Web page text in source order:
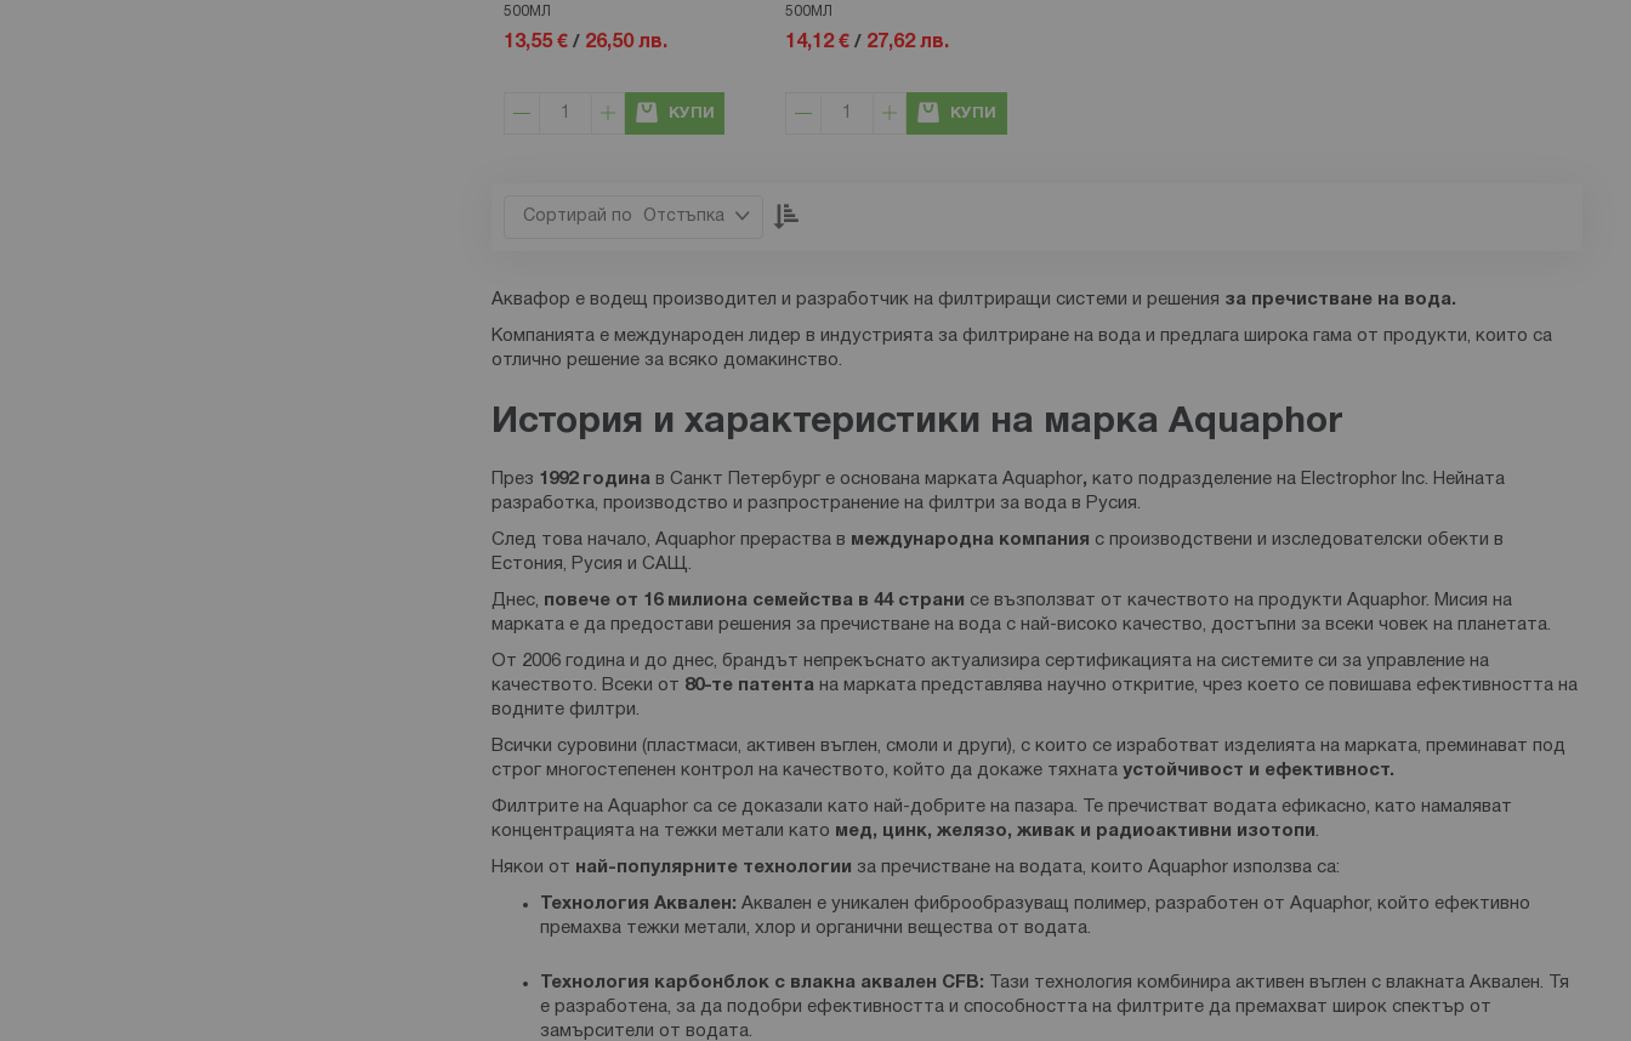
500МЛ
13,55 € / 26,50 лв.
КУПИ
500МЛ
14,12 € / 27,62 лв.
КУПИ
Отстъпка
Настрой
Аквафор е водещ производител и разработчик на филтриращи системи и решения за пречистване на вода.
Компанията е международен лидер в индустрията за филтриране на вода и предлага широка гама от продукти, които са
отлично решение за всяко домакинство.
История и характеристики на марка Aquaphor
През 1992 година в Санкт Петербург е основана марката Aquaphor, като подразделение на Electrophor Inc. Нейната
разработка, производство и разпространение на филтри за вода в Русия.
След това начало, Aquaphor прераства в международна компания с производствени и изследователски обекти в
Естония, Русия и САЩ.
Днес, повече от 16 милиона семейства в 44 страни се възползват от качеството на продукти Aquaphor. Мисия на
марката е да предостави решения за пречистване на вода с най-високо качество, достъпни за всеки човек на планетата.
От 2006 година и до днес, брандът непрекъснато актуализира сертификацията на системите си за управление на
качеството. Всеки от 80-те патента на марката представлява научно откритие, чрез което се повишава ефективността на
водните филтри.
Всички суровини (пластмаси, активен въглен, смоли и други), с които се изработват изделията на марката, преминават под
строг многостепенен контрол на качеството, който да докаже тяхната устойчивост и ефективност.
Филтрите на Aquaphor са се доказали като най-добрите на пазара. Те пречистват водата ефикасно, като намаляват
концентрацията на тежки метали като мед, цинк, желязо, живак и радиоактивни изотопи.
Някои от най-популярните технологии за пречистване на водата, които Aquaphor използва са:
Технология Аквален: Аквален е уникален фиброобразуващ полимер, разработен от Aquaphor, който ефективно
премахва тежки метали, хлор и органични вещества от водата.
Технология карбонблок с влакна аквален CFB:
Тази технология комбинира активен въглен с влакната Аквален. Тя
е разработена, за да подобри ефективността и способността на филтрите да премахват широк спектър от
замърсители от водата.